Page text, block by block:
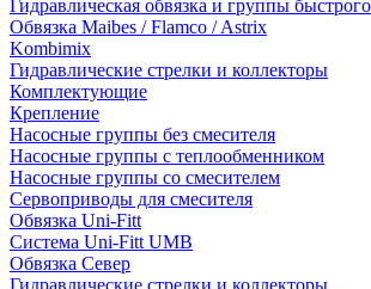
Гидравлическая обвязка и группы
Обвязка Maibes / Flamco / Astrix
Kombimix
Гидравлические стрелки и коллекторы
Комплектующие
Крепление
Насосные группы без смесителя
Насосные группы с теплообменником
Насосные группы со смесителем
Сервоприводы для смесителя
Обвязка Uni-Fitt
Система Uni-Fitt UMB
Обвязка Север
Гидравлические стрелки и коллекторы